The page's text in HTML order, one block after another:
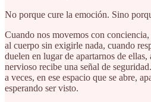
No porque cure la emoción. Sino
Cuando nos movemos con
al cuerpo sin exigirle nada, cuando
duelen en lugar de apartarnos de
nervioso recibe una señal de
a veces, en ese espacio que se abre,
esperando ser visto.